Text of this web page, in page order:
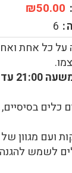
6
על כל אחת
בסיסיים,
ועם מגוון
לשמש